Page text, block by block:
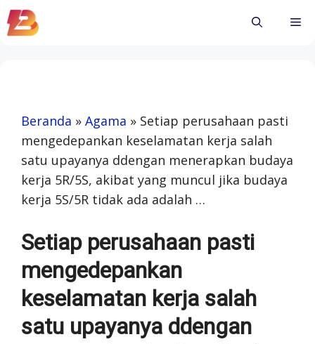
Skip
to
Beranda » Agama » Setiap perusahaan pasti
mengedepankan keselamatan kerja salah
satu upayanya ddengan menerapkan budaya
kerja 5R/5S, akibat yang muncul jika budaya
kerja 5S/5R tidak ada adalah …
Setiap perusahaan pasti
mengedepankan
keselamatan kerja salah
satu upayanya ddengan